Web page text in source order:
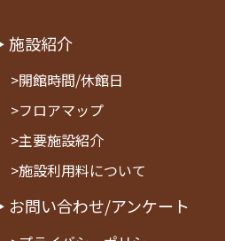
施設紹介
>開館時間/休館日
>フロアマップ
>主要施設紹介
>施設利用料について
お問い合わせ/アンケート